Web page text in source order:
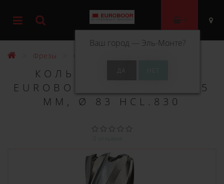
Ваш город — Эль-Монте?
0
Фрезы Фрезы HSS 55 мм
КОЛЬЦЕВОЕ СВЕРЛО
EUROBOOR HSS ДЛИНА 55
ММ, Ø 83 HCL.830